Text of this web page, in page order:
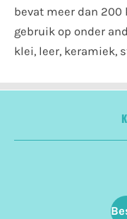
bevat meer dan 200
gebruik op onder
klei, leer, keramiek,